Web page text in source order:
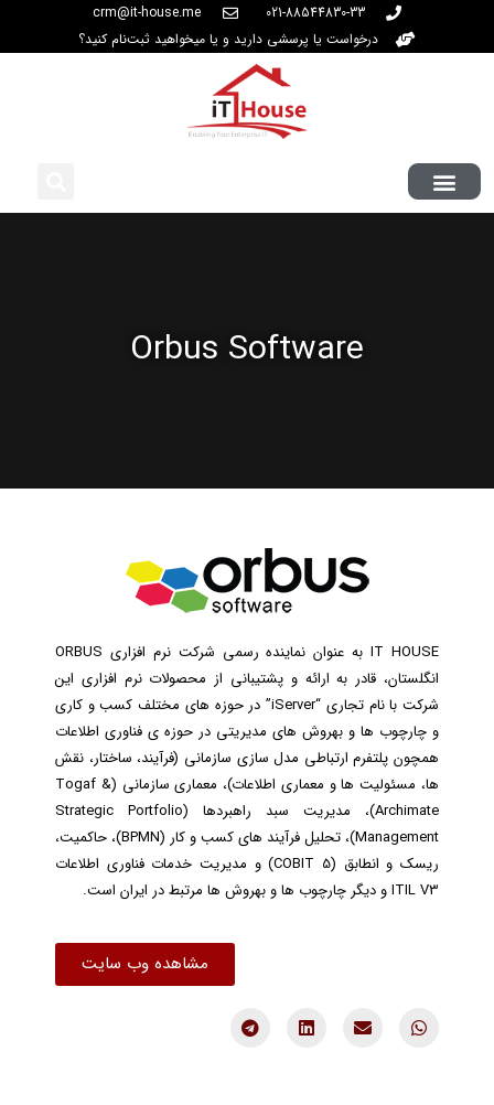
021-88544830-33
crm@it-house.me
درخواست یا پرسشی دارید و یا میخواهید ثبت‌نام کنید؟
Orbus Software
IT HOUSE به عنوان نماینده رسمی شرکت نرم افزاری ORBUS
انگلستان، قادر به ارائه و پشتیبانی از محصولات نرم افزاری این
شرکت با نام تجاری “iServer” در حوزه های مختلف کسب و کاری
و چارچوب ها و بهروش های مدیریتی در حوزه ی فناوری اطلاعات
همچون پلتفرم ارتباطی مدل سازی سازمانی (فرآیند، ساختار، نقش
ها، مسئولیت ها و معماری اطلاعات)، معماری سازمانی (Togaf &
Archimate)، مدیریت سبد راهبردها (Strategic Portfolio
Management)، تحلیل فرآیند های کسب و کار (BPMN)، حاکمیت،
ریسک و انطابق (COBIT 5) و مدیریت خدمات فناوری اطلاعات
ITIL V3 و دیگر چارچوب ها و بهروش ها مرتبط در ایران است.
مشاهده وب سایت